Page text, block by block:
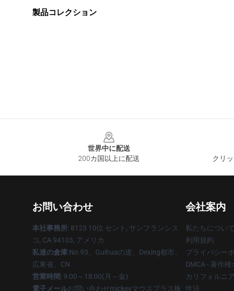
製品コレクション
世界中に配送
200カ国以上に配送
クリ
お問い合わせ
本社事務所: 8123 10位 セント, サンフランシス
コ, CA 94103, アメリカ
私達の倉庫:No.93、Guihuaの道、Dexing都市、
広東省、CN
営業時間: 9:00～18:00(月～金)
電子メールお問い合わせmickeyマウスプラス株
会社案内
私たちについて
利用規約
プライバシー
DMCA - 著作権
カリフォルニ
性法